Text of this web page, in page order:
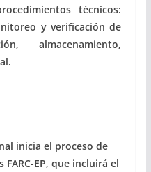
técnicos:
y verificación de
almacenamiento,
inicia el proceso de
FARC-EP, que incluirá el